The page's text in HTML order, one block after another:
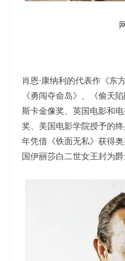
肖恩·康纳利的代表作《东
《勇闯夺命岛》、《偷天
斯卡金像奖、英国电影和
奖、美国电影学院授予的
年凭借《铁面无私》获得
国伊丽莎白二世女王封为爵